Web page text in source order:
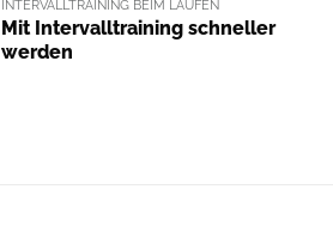
INTERVALLTRAINING BEIM LAUFEN
Mit Intervalltraining schneller
werden